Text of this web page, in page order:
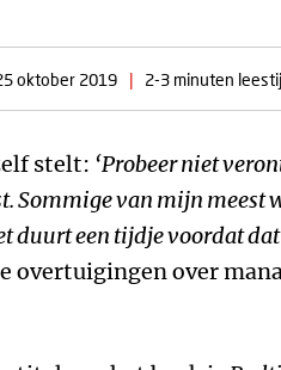
oktober 2019 | 2-3 minuten
stelt: ‘Probeer niet
Sommige van mijn meest
duurt een tijdje voordat
overtuigingen over